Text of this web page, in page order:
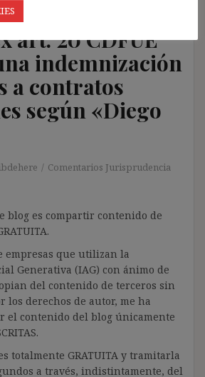
de igualdad
art. 20 CDFUE
indemnización
a contratos
según «Diego
Comentarios Jurisprudencia
blog es compartir contenido de
empresas que utilizan la
Generativa (IAG) con ánimo de
del contenido de terceros sin
los derechos de autor, me ha
el contenido del blog únicamente
totalmente GRATUITA y tramitarla
a través, indistintamente, del